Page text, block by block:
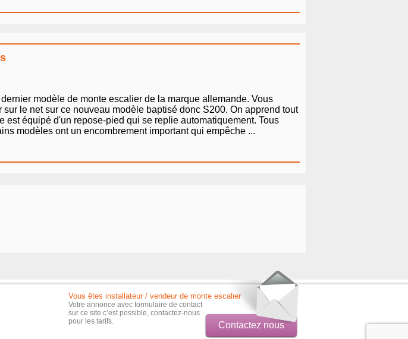
modèle de monte escalier de la marque allemande. Vous
le net sur ce nouveau modèle baptisé donc S200. On apprend tout
équipé d'un repose-pied qui se replie automatiquement. Tous
modèles ont un encombrement important qui empêche ...
Vous êtes installateur / vendeur de monte escalier
Votre annonce avec formulaire de contact
sur ce site c’est possible, contactez-nous
pour les tarifs.
Contactez nous